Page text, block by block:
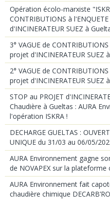
Opération écolo-marxiste
CONTRIBUTIONS à
d'INCINERATEUR SUEZ à
3° VAGUE de
projet d'INCINERATEUR SUEZ
2° VAGUE de
projet d'INCINERATEUR SUEZ
STOP au PROJET
Chaudière à Gueltas : AURA
l'opération ISKRA !
DECHARGE GUELTAS :
UNIQUE du 31/03 au 06/05/
AURA Environnement gagne
de NOVAPEX sur la plateforme
AURA Environnement fait
chaudière chimique